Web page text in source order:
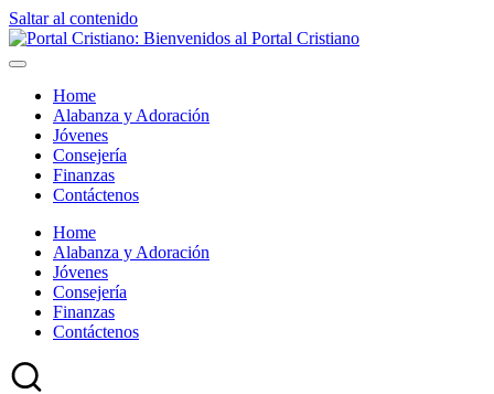
Saltar al contenido
Home
Alabanza y Adoración
Jóvenes
Consejería
Finanzas
Contáctenos
Home
Alabanza y Adoración
Jóvenes
Consejería
Finanzas
Contáctenos